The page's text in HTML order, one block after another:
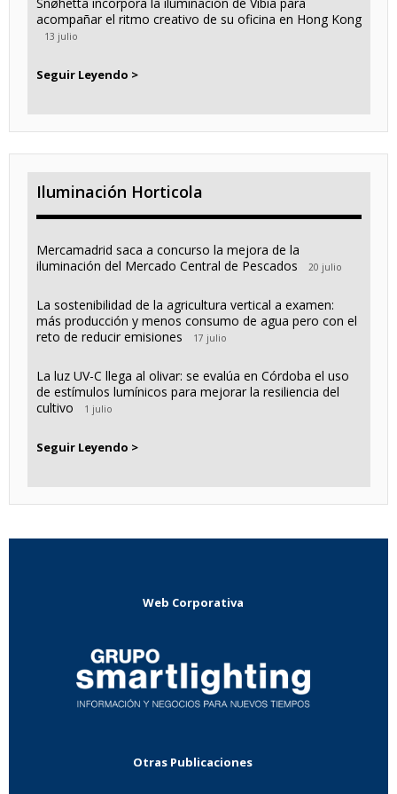
acompañar el ritmo creativo de su oficina en Hong Kong
13 julio
Seguir Leyendo >
Iluminación Horticola
Mercamadrid saca a concurso la mejora de la
iluminación del Mercado Central de Pescados
20 julio
La sostenibilidad de la agricultura vertical a examen:
más producción y menos consumo de agua pero con el
reto de reducir emisiones
17 julio
La luz UV-C llega al olivar: se evalúa en Córdoba el uso
de estímulos lumínicos para mejorar la resiliencia del
cultivo
1 julio
Seguir Leyendo >
Web Corporativa
Otras Publicaciones